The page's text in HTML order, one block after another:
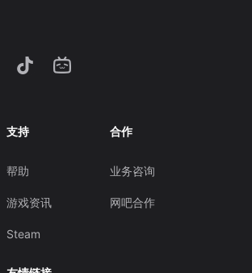
支持
帮助
游戏资讯
Steam
合作
业务咨询
网吧合作